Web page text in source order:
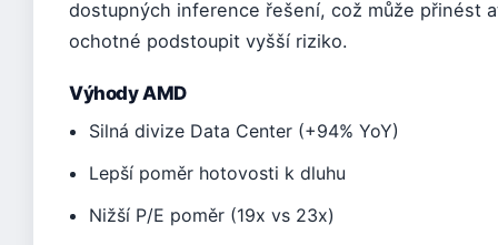
dostupných inference řešení, což může přinést
ochotné podstoupit vyšší riziko.
Výhody AMD
Silná divize Data Center (+94% YoY)
Lepší poměr hotovosti k dluhu
Nižší P/E poměr (19x vs 23x)